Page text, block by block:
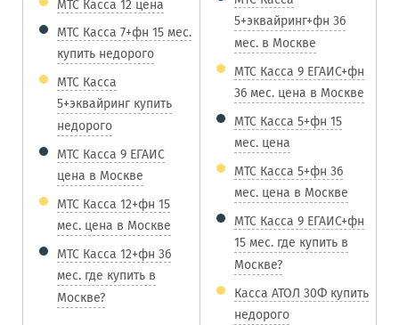
МТС Касса 12 цена
МТС Касса 7+фн 15 мес.
купить недорого
МТС Касса
5+эквайринг купить
недорого
МТС Касса 9 ЕГАИС
цена в Москве
МТС Касса 12+фн 15
мес. цена в Москве
МТС Касса 12+фн 36
мес. где купить в
Москве?
5+эквайринг+фн 36
мес. в Москве
МТС Касса 9 ЕГАИС+фн
36 мес. цена в Москве
МТС Касса 5+фн 15
мес. цена
МТС Касса 5+фн 36
мес. цена в Москве
МТС Касса 9 ЕГАИС+фн
15 мес. где купить в
Москве?
Касса АТОЛ 30Ф купить
недорого